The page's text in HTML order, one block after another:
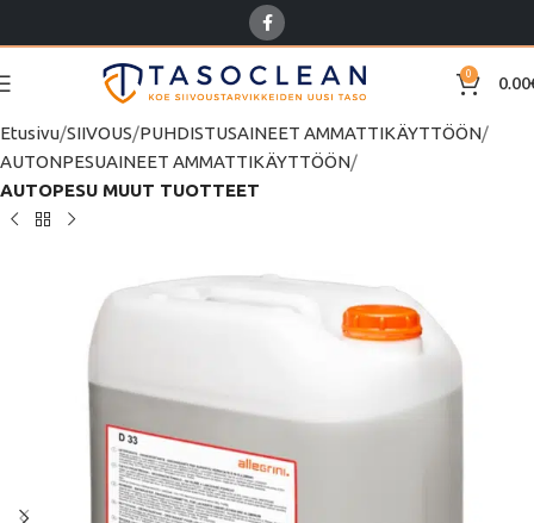
0 0.00
Etusivu SIIVOUS PUHDISTUSAINEET AMMATTIKÄYTTÖÖN
AUTONPESUAINEET AMMATTIKÄYTTÖÖN
AUTOPESU MUUT TUOTTEET